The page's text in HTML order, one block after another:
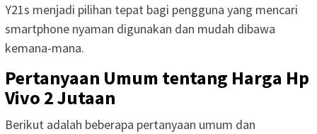
Y21s menjadi pilihan tepat bagi pengguna yang mencari
smartphone nyaman digunakan dan mudah dibawa
kemana-mana.
Pertanyaan Umum tentang Harga Hp
Vivo 2 Jutaan
Berikut adalah beberapa pertanyaan umum dan